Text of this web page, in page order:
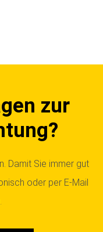
zur
Damit Sie immer gut
oder per E-Mail